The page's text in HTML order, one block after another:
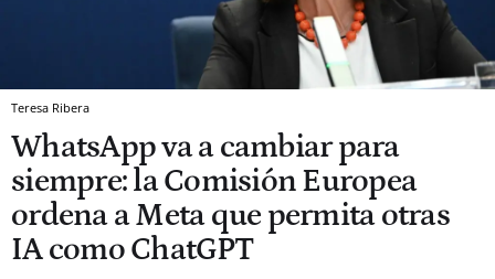
Teresa Ribera
WhatsApp va a cambiar para
siempre: la Comisión Europea
ordena a Meta que permita otras
IA como ChatGPT